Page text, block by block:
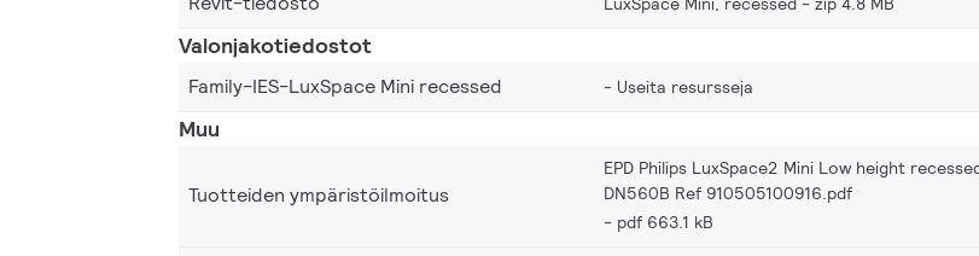
Valonjakotiedostot
Family-IES-LuxSpace Mini recessed Useita resursseja
Muu
Tuotteiden ympäristöilmoitus
EPD Philips LuxSpace2 Mini Low height
DN560B Ref 910505100916.pdf
pdf 663.1 kB